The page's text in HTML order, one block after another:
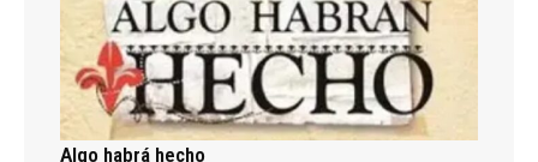
Algo habrá hecho